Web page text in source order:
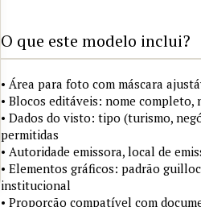
O que este modelo inclui?
• Área para foto com máscara
• Blocos editáveis: nome completo,
• Dados do visto: tipo (turismo,
permitidas
• Autoridade emissora, local de
• Elementos gráficos: padrão
institucional
• Proporção compatível com